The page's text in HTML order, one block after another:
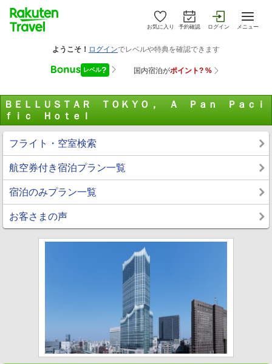
お気に入り 予約確認 ログイン メニュー
ＢＥＬＬＵＳＴＡＲ ＴＯＫＹＯ， Ａ Ｐａｎ Ｐａｃｉ
ｆｉｃ Ｈｏｔｅｌ
フライト・空室検索
航空券付き宿泊プラン一覧
宿泊のみプラン一覧
お客さまの声